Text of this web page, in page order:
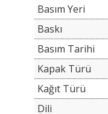
Basım Yeri
Baskı
Basım Tarihi
Kapak Türü
Kağıt Türü
Dili